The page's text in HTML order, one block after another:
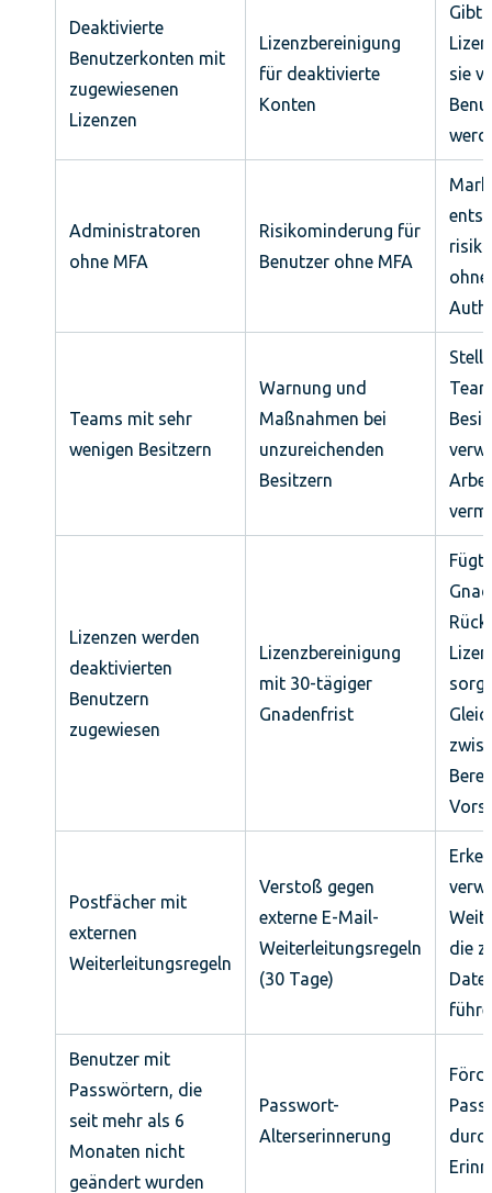
Deaktivierte
Benutzerkonten mit
zugewiesenen
Lizenzen
Lizenzbereinigung
für deaktivierte
Konten
Gibt
sie
Administratoren
ohne MFA
Risikominderung für
Benutzer ohne MFA
Teams mit sehr
wenigen Besitzern
Warnung und
Maßnahmen bei
unzureichenden
Besitzern
Lizenzen werden
deaktivierten
Benutzern
zugewiesen
Lizenzbereinigung
mit 30-tägiger
Gnadenfrist
Fügt
Postfächer mit
externen
Weiterleitungsregeln
Verstoß gegen
externe E-Mail-
Weiterleitungsregeln
(30 Tage)
die
Benutzer mit
Passwörtern, die
seit mehr als 6
Monaten nicht
geändert wurden
Passwort-
Alterserinnerung